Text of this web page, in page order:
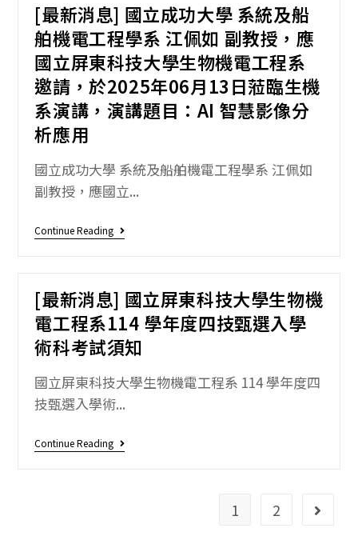
[最新消息] 國立成功大學 系統及船
舶機電工程學系 江佩如 副教授，應
國立屏東科技大學生物機電工程系
邀請，於2025年06月13日蒞臨生機
系演講，演講題目：AI 智慧影像分
析應用
國立成功大學 系統及船舶機電工程學系 江佩如
副教授，應國立...
Continue Reading
[最新消息] 國立屏東科技大學生物機
電工程系114 學年度四技甄選入學
術科考試須知
國立屏東科技大學生物機電工程系 114 學年度四
技甄選入學術...
Continue Reading
1 2